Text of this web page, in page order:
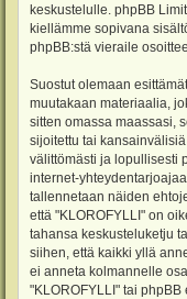
keskustelulle. phpBB
kiellämme sopivana
phpBB:stä vieraile
Suostut olemaan
muutakaan materiaalia,
sitten omassa maassasi,
sijoitettu tai
välittömästi ja lopullisesti
internet-
tallennetaan näiden
että "KLOROFYLLI" on
tahansa keskusteluketju
siihen, että kaikki yllä
ei anneta kolmannelle
"KLOROFYLLI" tai